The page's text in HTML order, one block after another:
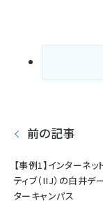
前の記事
【事例1】インターネッ
ティブ（IIJ）の白井デ
ターキャンパス